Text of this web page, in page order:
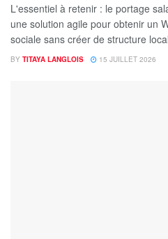
L'essentiel à retenir : le portage
une solution agile pour obtenir un
sociale sans créer de structure
BY TITAYA LANGLOIS 15 JUILLET 2026